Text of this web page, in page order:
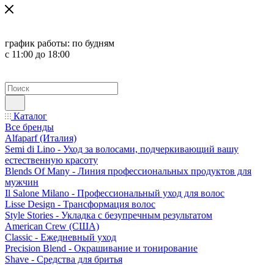
график работы: по будням
с 11:00 до 18:00
Каталог
Все бренды
Alfaparf (Италия)
Semi di Lino - Уход за волосами, подчеркивающий вашу
естественную красоту
Blends Of Many - Линия профессиональных продуктов для
мужчин
Il Salone Milano - Профессиональный уход для волос
Lisse Design - Трансформация волос
Style Stories - Укладка с безупречным результатом
American Crew (США)
Classic - Ежедневный уход
Precision Blend - Окрашивание и тонирование
Shave - Средства для бритья